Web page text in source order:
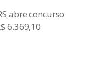
abre concurso
6.369,10